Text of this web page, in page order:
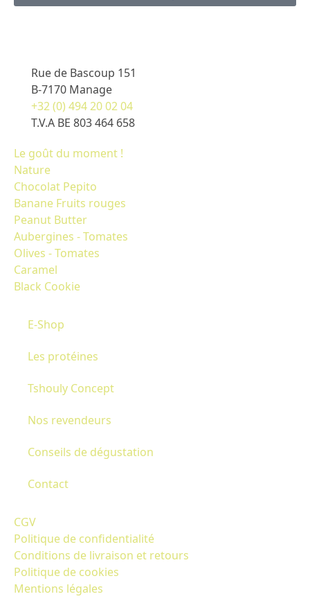
Rue de Bascoup 151
B-7170 Manage
+32 (0) 494 20 02 04
T.V.A BE 803 464 658
Le goût du moment !
Nature
Chocolat Pepito
Banane Fruits rouges
Peanut Butter
Aubergines - Tomates
Olives - Tomates
Caramel
Black Cookie
E-Shop
Les protéines
Tshouly Concept
Nos revendeurs
Conseils de dégustation
Contact
CGV
Politique de confidentialité
Conditions de livraison et retours
Politique de cookies
Mentions légales